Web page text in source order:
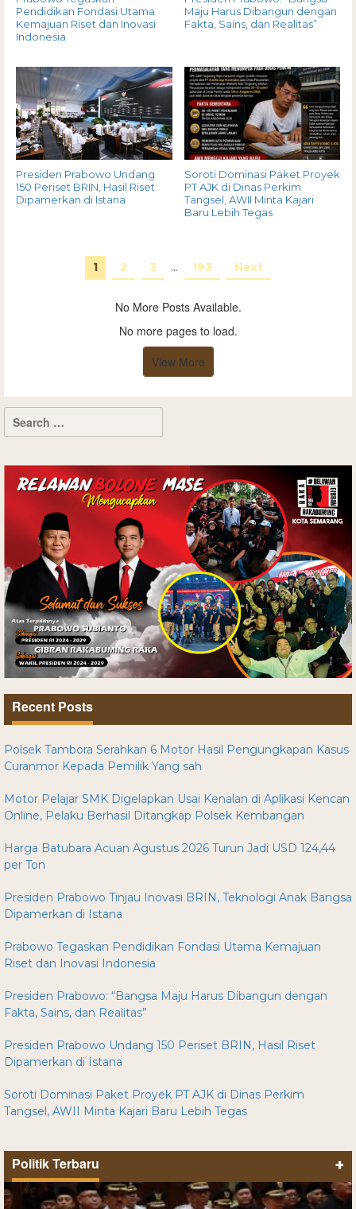
Pendidikan Fondasi Utama
Kemajuan Riset dan Inovasi
Indonesia
Maju Harus Dibangun dengan
Fakta, Sains, dan Realitas”
Presiden Prabowo Undang
150 Periset BRIN, Hasil Riset
Dipamerkan di Istana
Soroti Dominasi Paket Proyek
PT AJK di Dinas Perkim
Tangsel, AWII Minta Kajari
Baru Lebih Tegas
1 2 3 … 193 Next
No More Posts Available.
No more pages to load.
View More
Recent Posts
Polsek Tambora Serahkan 6 Motor Hasil Pengungkapan Kasus
Curanmor Kepada Pemilik Yang sah
Motor Pelajar SMK Digelapkan Usai Kenalan di Aplikasi Kencan
Online, Pelaku Berhasil Ditangkap Polsek Kembangan
Harga Batubara Acuan Agustus 2026 Turun Jadi USD 124,44
per Ton
Presiden Prabowo Tinjau Inovasi BRIN, Teknologi Anak Bangsa
Dipamerkan di Istana
Prabowo Tegaskan Pendidikan Fondasi Utama Kemajuan
Riset dan Inovasi Indonesia
Presiden Prabowo: “Bangsa Maju Harus Dibangun dengan
Fakta, Sains, dan Realitas”
Presiden Prabowo Undang 150 Periset BRIN, Hasil Riset
Dipamerkan di Istana
Soroti Dominasi Paket Proyek PT AJK di Dinas Perkim
Tangsel, AWII Minta Kajari Baru Lebih Tegas
Politik Terbaru +